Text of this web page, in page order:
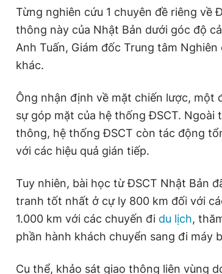
Từng nghiên cứu 1 chuyên đề riêng về
thông này của Nhật Bản dưới góc độ
Anh Tuấn, Giám đốc Trung tâm
khác.
Ông nhận định về mặt chiến lược,
sự góp mặt của hệ thống ĐSCT.
thông, hệ thống ĐSCT còn tác động
với các hiệu quả gián tiếp.
Tuy nhiên, bài học từ ĐSCT Nhật Bản
tranh tốt nhất ở cự ly 800 km đối với
1.000 km với các chuyến đi du lịch,
phần hành khách chuyển sang đi máy
Cụ thể, khảo sát giao thông liên vùng